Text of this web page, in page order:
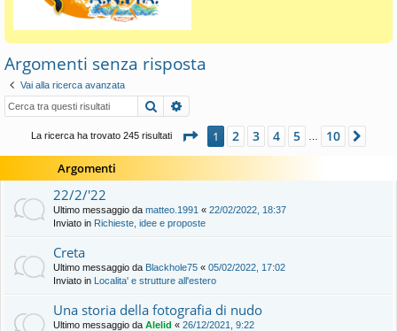
Argomenti senza risposta
Vai alla ricerca avanzata
Cerca
La ricerca ha trovato 245 risultati Pagina di 10
1 2 3 4 5 10
Argomenti
22/2/'22
Ultimo messaggio da matteo.1991 « 22/02/2022, 18:37
Inviato in Richieste, idee e proposte
Creta
Ultimo messaggio da Blackhole75 « 05/02/2022, 17:02
Inviato in Localita' e strutture all'estero
Una storia della fotografia di nudo
Ultimo messaggio da Alelid « 26/12/2021, 9:22